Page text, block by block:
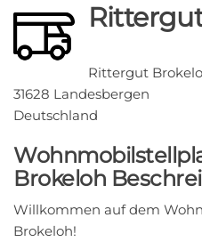
Rittergut
31628 Landesbergen
Deutschland
Brokeloh
Willkommen auf dem
Brokeloh!